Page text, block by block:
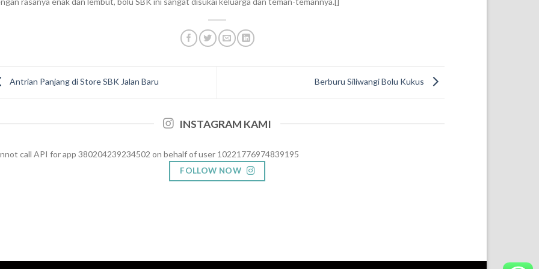
Antrian Panjang di Store SBK Jalan Baru Berburu Siliwangi Bolu Kukus
INSTAGRAM KAMI
call API for app 380204239234502 on behalf of user 10221776974839195
FOLLOW NOW